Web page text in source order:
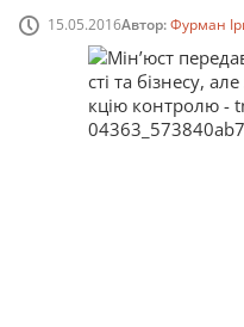
15.05.2016Автор:Фурман